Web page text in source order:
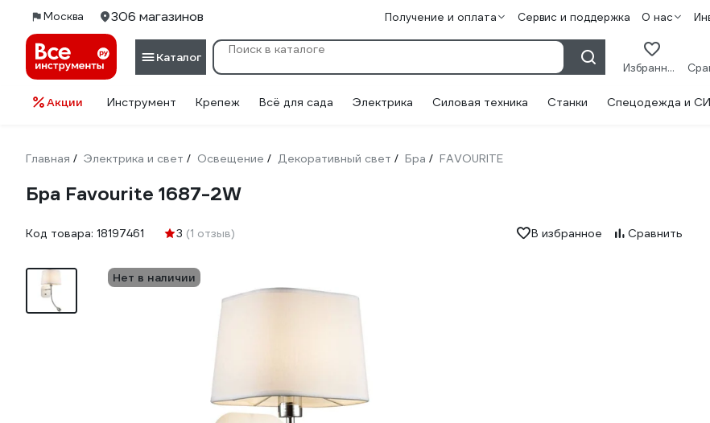
Москва 306 магазинов Получение и оплата Сервис и поддержка О нас
Каталог
Избранное
Акции Инструмент Крепеж Всё для сада Электрика Силовая техника Станки Спецодежда и
Главная / Электрика и свет / Освещение / Декоративный свет / Бра / FAVOURITE
Бра Favourite 1687-2W
Код товара: 18197461 3 (1 отзыв) В избранное Сравнить
Нет в наличии